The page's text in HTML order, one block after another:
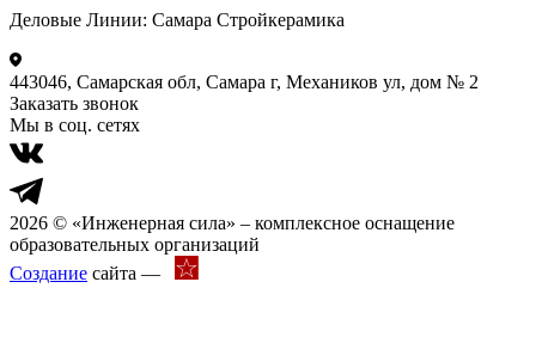
Деловые Линии: Самара Стройкерамика
443046, Самарская обл, Самара г, Механиков ул, дом № 2
Заказать звонок
Мы в соц. сетях
2026 © «Инженерная сила» – комплексное оснащение
образовательных организаций
Создание сайта —